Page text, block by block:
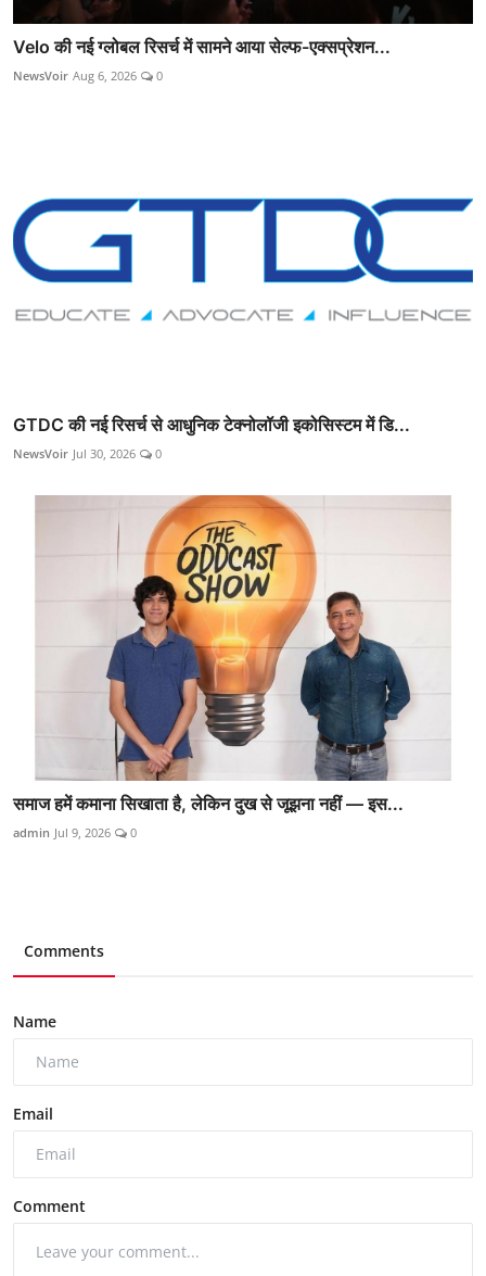
Velo की नई ग्लोबल रिसर्च में सामने आया सेल्फ-एक्सप्रेशन...
NewsVoir Aug 6, 2026 0
GTDC की नई रिसर्च से आधुनिक टेक्नोलॉजी इकोसिस्टम में डि...
NewsVoir Jul 30, 2026 0
समाज हमें कमाना सिखाता है, लेकिन दुख से जूझना नहीं — इस...
admin Jul 9, 2026 0
Comments
Name
Email
Comment